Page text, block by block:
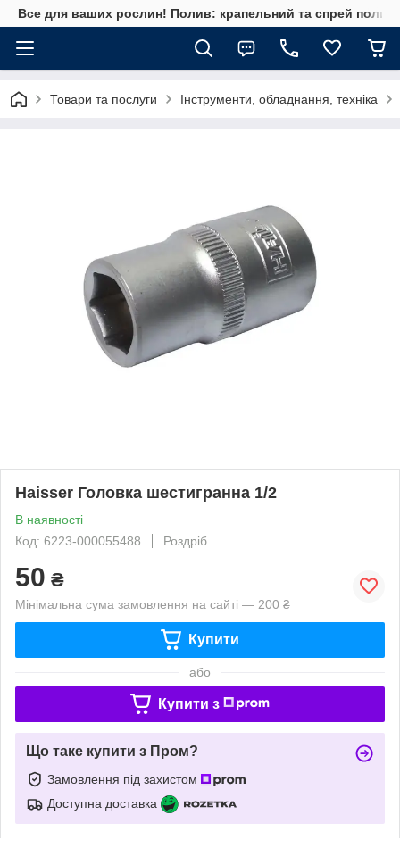
Все для ваших рослин! Полив: крапельний та спрей полив,
Товари та послуги Інструменти, обладнання, техніка
Haisser Головка шестигранна 1/2
В наявності
Код: 6223-000055488
Роздріб
50 ₴
Мінімальна сума замовлення на сайті — 200 ₴
Купити
або
Купити з
Що таке купити з Пром?
Замовлення під захистом
Доступна доставка